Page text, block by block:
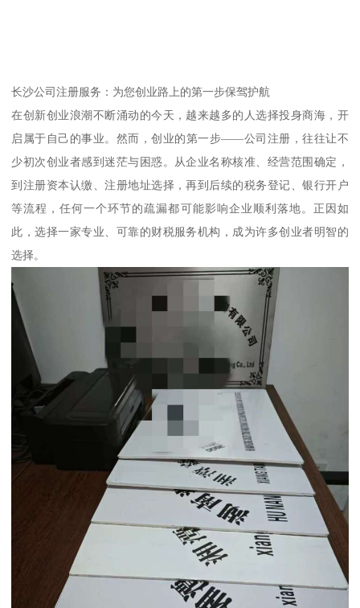
长沙公司注册服务：为您创业路上的第一步保驾护航
在创新创业浪潮不断涌动的今天，越来越多的人选择投身商海，开
启属于自己的事业。然而，创业的第一步——公司注册，往往让不
少初次创业者感到迷茫与困惑。从企业名称核准、经营范围确定，
到注册资本认缴、注册地址选择，再到后续的税务登记、银行开户
等流程，任何一个环节的疏漏都可能影响企业顺利落地。正因如
此，选择一家专业、可靠的财税服务机构，成为许多创业者明智的
选择。